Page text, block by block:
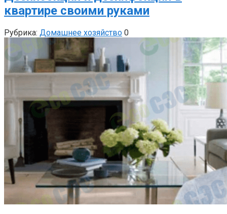
квартире своими руками
Рубрика: Домашнее хозяйство 0